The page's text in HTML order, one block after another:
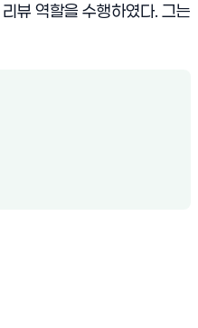
리뷰 역할을 수행하였다. 그는